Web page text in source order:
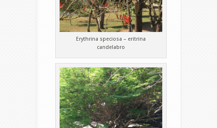
Erythrina speciosa – eritrina
candelabro